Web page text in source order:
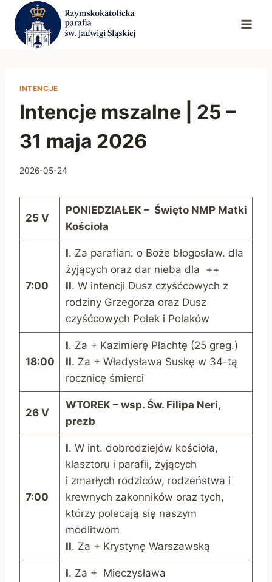
Przejdź
treści
INTENCJE
Intencje mszalne | 25 –
31 maja 2026
2026-05-24
25 V
PONIEDZIAŁEK – Święto NMP Matki
Kościoła
7:00
I. Za parafian: o Boże błogosław. dla
żyjących oraz dar nieba dla ++
II. W intencji Dusz czyśćcowych z
rodziny Grzegorza oraz Dusz
czyśćcowych Polek i Polaków
18:00
I. Za + Kazimierę Płachtę (25 greg.)
II. Za + Władysława Suskę w 34-tą
rocznicę śmierci
26 V
WTOREK – wsp. Św. Filipa Neri,
prezb
7:00
I. W int. dobrodziejów kościoła,
klasztoru i parafii, żyjących
i zmarłych rodziców, rodzeństwa i
krewnych zakonników oraz tych,
którzy polecają się naszym
modlitwom
II. Za + Krystynę Warszawską
I. Za + Mieczysława